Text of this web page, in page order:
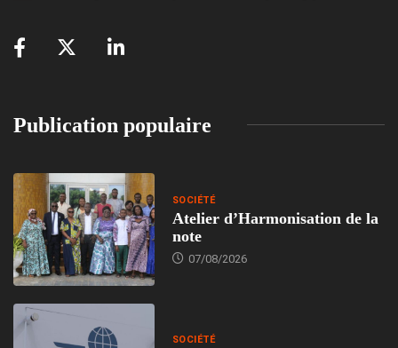
Publication populaire
SOCIÉTÉ
Atelier d’Harmonisation de la
note
07/08/2026
SOCIÉTÉ